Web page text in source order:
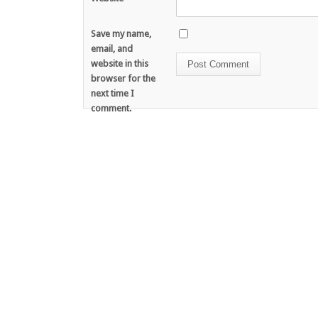
Save my name,
email, and
website in this
browser for the
next time I
comment.